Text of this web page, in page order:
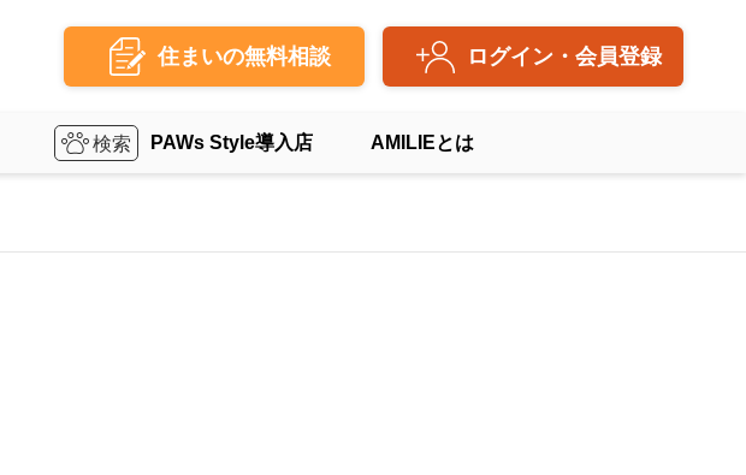
住まいの無料相談 ログイン・会員登録
PAWs Style導入店 AMILIEとは